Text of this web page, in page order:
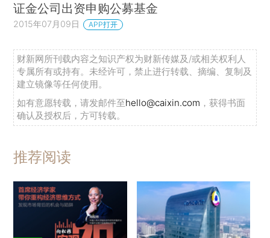
证金公司出资申购公募基金
2015年07月09日 APP打开
财新网所刊载内容之知识产权为财新传媒及/或相关权利人
专属所有或持有。未经许可，禁止进行转载、摘编、复制及
建立镜像等任何使用。
如有意愿转载，请发邮件至hello@caixin.com ，获得书面
确认及授权后，方可转载。
推荐阅读